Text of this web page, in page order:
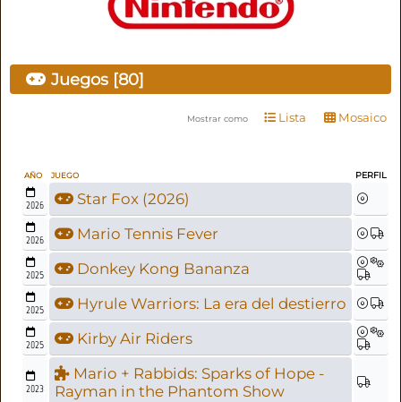
Juegos [80]
Mostrar como Lista Mosaico
AÑO JUEGO PERFIL
2026 Star Fox (2026)
2026 Mario Tennis Fever
2025 Donkey Kong Bananza
2025 Hyrule Warriors: La era del destierro
2025 Kirby Air Riders
2023
Mario + Rabbids: Sparks of Hope -
Rayman in the Phantom Show